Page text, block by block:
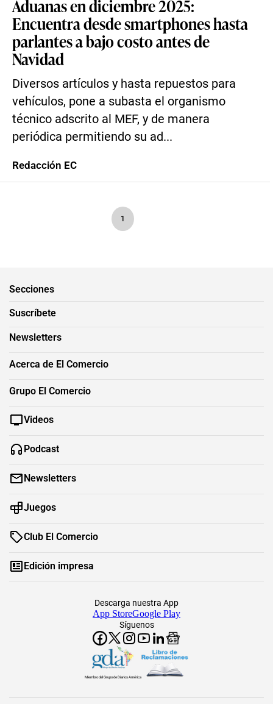
Aduanas en diciembre 2025:
Encuentra desde smartphones hasta
parlantes a bajo costo antes de
Navidad
Diversos artículos y hasta repuestos para
vehículos, pone a subasta el organismo
técnico adscrito al MEF, y de manera
periódica permitiendo su ad...
Redacción EC
1
Secciones
Suscríbete
Newsletters
Acerca de El Comercio
Grupo El Comercio
Videos
Podcast
Newsletters
Juegos
Club El Comercio
Edición impresa
Síguenos
Descarga nuestra App
App StoreGoogle Play
Miembro del Grupo de Diarios América